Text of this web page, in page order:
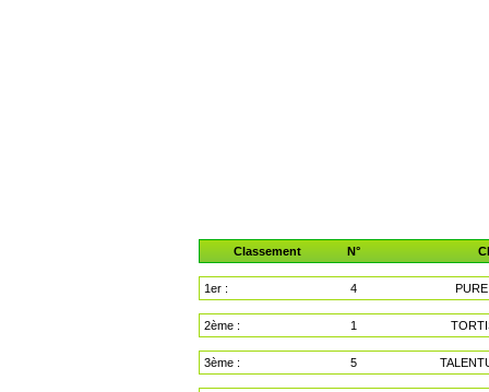
Classement N°
1er : 4
2ème : 1
3ème : 5